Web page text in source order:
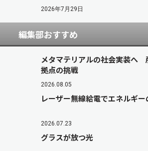
2026年7月29日
編集部おすすめ
メタマテリアルの社会実装へ
拠点の挑戦
2026.08.05
レーザー無線給電でエネルギ
2026.07.23
グラスが放つ光